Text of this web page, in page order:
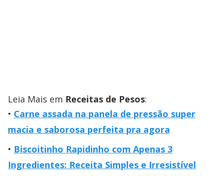
Leia Mais em Receitas de Pesos:
Carne assada na panela de pressão super
macia e saborosa perfeita pra agora
Biscoitinho Rapidinho com Apenas 3
Ingredientes: Receita Simples e Irresistível